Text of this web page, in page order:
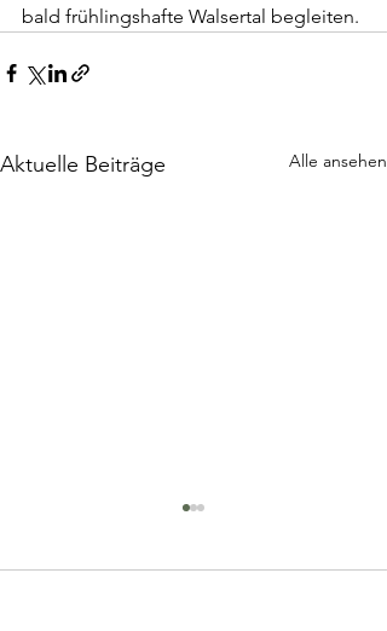
bald frühlingshafte Walsertal begleiten.
Aktuelle Beiträge Alle ansehen